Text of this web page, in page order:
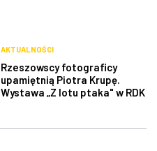
AKTUALNOŚCI
Rzeszowscy fotograficy
upamiętnią Piotra Krupę.
Wystawa „Z lotu ptaka" w RDK